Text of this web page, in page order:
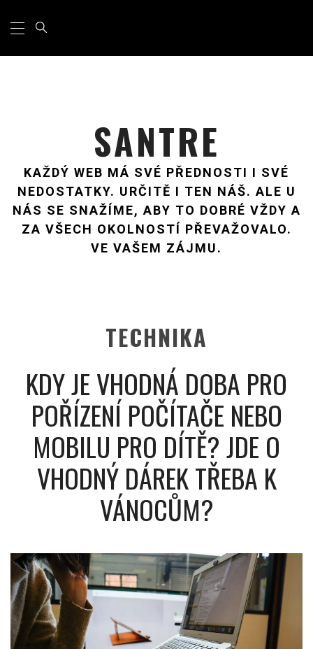
Menu
SANTRE
KAŽDÝ WEB MÁ SVÉ PŘEDNOSTI I SVÉ
NEDOSTATKY. URČITĚ I TEN NÁŠ. ALE U
NÁS SE SNAŽÍME, ABY TO DOBRÉ VŽDY A
ZA VŠECH OKOLNOSTÍ PŘEVAŽOVALO.
VE VAŠEM ZÁJMU.
TECHNIKA
KDY JE VHODNÁ DOBA PRO
POŘÍZENÍ POČÍTAČE NEBO
MOBILU PRO DÍTĚ? JDE O
VHODNÝ DÁREK TŘEBA K
VÁNOCŮM?